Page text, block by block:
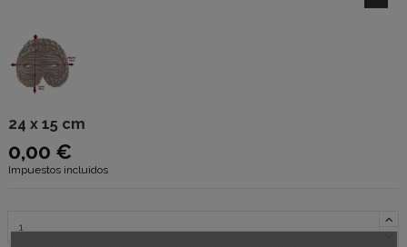
24 x 15 cm
0,00 €
Impuestos incluidos